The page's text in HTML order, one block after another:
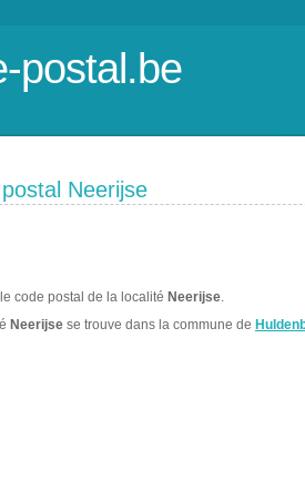
postal.be
Neerijse
code postal de la localité Neerijse.
Neerijse se trouve dans la commune de